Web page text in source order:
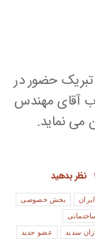
حضور در
آقای مهندس
می نماید.
نظر بدهید
بخش خصوصی
سدید عضو جدید